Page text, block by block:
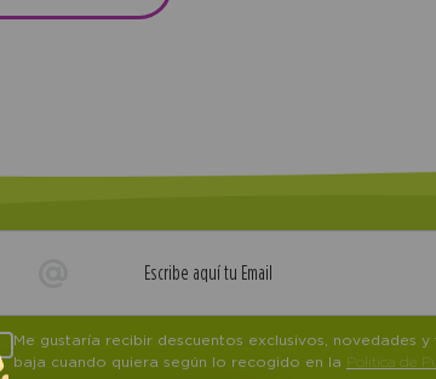
Me gustaría recibir descuentos exclusivos, novedades
baja cuando quiera según lo recogido en la Política de